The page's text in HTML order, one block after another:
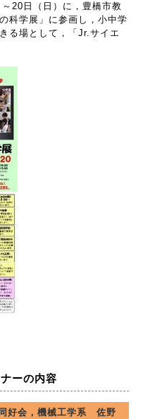
20日（日）に，豊橋市教
科学展」に参画し，小中学
る場として，「Jr.サイエ
ーの内容
好会，機械工学系 佐野